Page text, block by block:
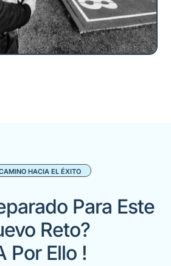
HACIA EL ÉXITO
Para Este
Reto?
Por Ello !